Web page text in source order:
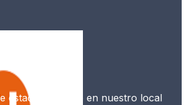
estacionamiento en nuestro local